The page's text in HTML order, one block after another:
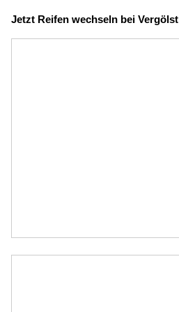
Jetzt Reifen wechseln bei Vergölst